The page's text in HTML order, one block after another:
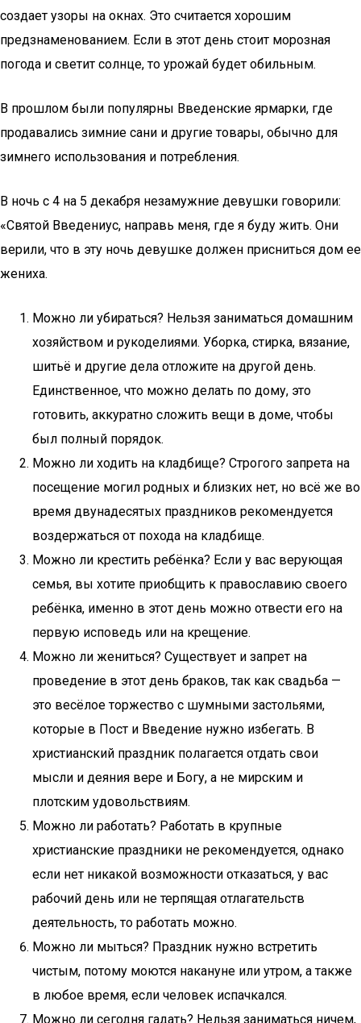
создает узоры на окнах. Это считается хорошим
предзнаменованием. Если в этот день стоит морозная
погода и светит солнце, то урожай будет обильным.
В прошлом были популярны Введенские ярмарки, где
продавались зимние сани и другие товары, обычно для
зимнего использования и потребления.
В ночь с 4 на 5 декабря незамужние девушки говорили:
«Святой Введениус, направь меня, где я буду жить. Они
верили, что в эту ночь девушке должен присниться дом ее
жениха.
Можно ли убираться? Нельзя заниматься домашним
хозяйством и рукоделиями. Уборка, стирка, вязание,
шитьё и другие дела отложите на другой день.
Единственное, что можно делать по дому, это
готовить, аккуратно сложить вещи в доме, чтобы
был полный порядок.
Можно ли ходить на кладбище? Строгого запрета на
посещение могил родных и близких нет, но всё же во
время двунадесятых праздников рекомендуется
воздержаться от похода на кладбище.
Можно ли крестить ребёнка? Если у вас верующая
семья, вы хотите приобщить к православию своего
ребёнка, именно в этот день можно отвести его на
первую исповедь или на крещение.
Можно ли жениться? Существует и запрет на
проведение в этот день браков, так как свадьба —
это весёлое торжество с шумными застольями,
которые в Пост и Введение нужно избегать. В
христианский праздник полагается отдать свои
мысли и деяния вере и Богу, а не мирским и
плотским удовольствиям.
Можно ли работать? Работать в крупные
христианские праздники не рекомендуется, однако
если нет никакой возможности отказаться, у вас
рабочий день или не терпящая отлагательств
деятельность, то работать можно.
Можно ли мыться? Праздник нужно встретить
чистым, потому моются накануне или утром, а также
в любое время, если человек испачкался.
Можно ли сегодня гадать? Нельзя заниматься ничем,